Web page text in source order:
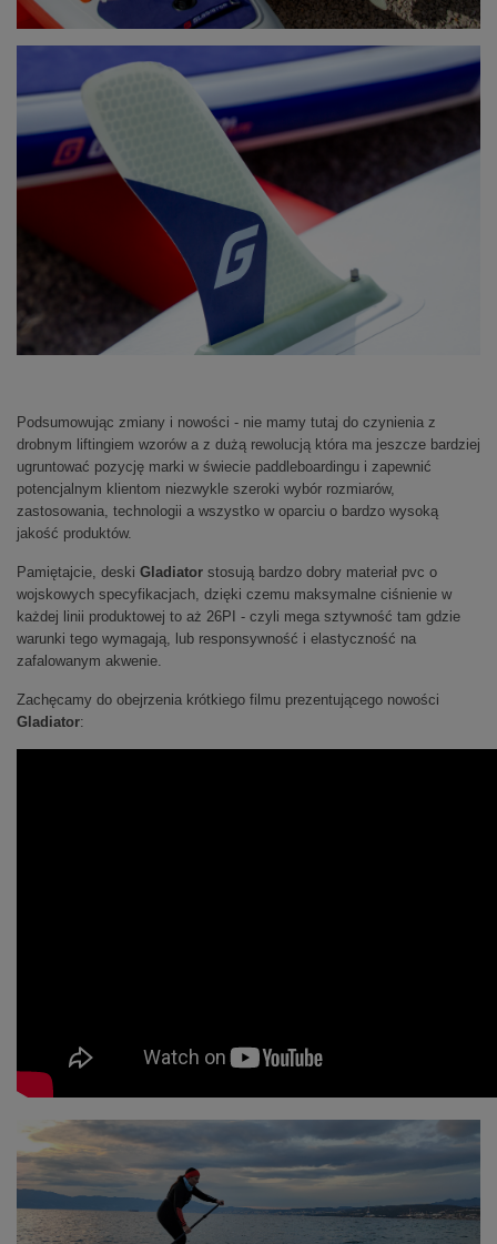
Podsumowując zmiany i nowości - nie mamy tutaj do czynienia z
drobnym liftingiem wzorów a z dużą rewolucją która ma jeszcze bardziej
ugruntować pozycję marki w świecie paddleboardingu i zapewnić
potencjalnym klientom niezwykle szeroki wybór rozmiarów,
zastosowania, technologii a wszystko w oparciu o bardzo wysoką
jakość produktów.
Pamiętajcie, deski Gladiator stosują bardzo dobry materiał pvc o
wojskowych specyfikacjach, dzięki czemu maksymalne ciśnienie w
każdej linii produktowej to aż 26PI - czyli mega sztywność tam gdzie
warunki tego wymagają, lub responsywność i elastyczność na
zafalowanym akwenie.
Zachęcamy do obejrzenia krótkiego filmu prezentującego nowości
Gladiator: